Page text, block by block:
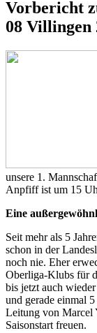
Vorbericht
08 Villingen
unsere 1.
Anpfiff ist um 15
Eine
Seit mehr als 5
schon in der
noch nie. Eher
Oberliga-Klubs für
bis jetzt auch
und gerade einmal
Leitung von Marcel
Saisonstart freuen.